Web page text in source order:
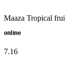
Maaza Tropical
online
7.16